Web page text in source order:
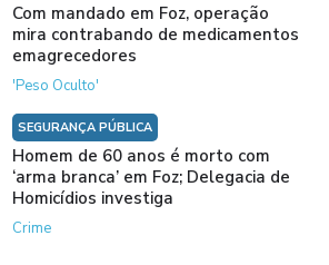
Com mandado em Foz, operação
mira contrabando de medicamentos
emagrecedores
'Peso Oculto'
SEGURANÇA PÚBLICA
Homem de 60 anos é morto com
‘arma branca’ em Foz; Delegacia de
Homicídios investiga
Crime